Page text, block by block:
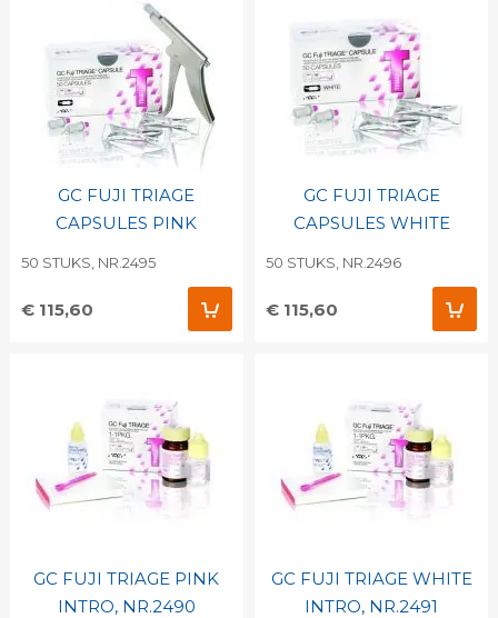
GC FUJI TRIAGE
CAPSULES PINK
50 STUKS, NR.2495
€ 115,60
GC FUJI TRIAGE
CAPSULES WHITE
50 STUKS, NR.2496
€ 115,60
GC FUJI TRIAGE PINK
INTRO, NR.2490
GC FUJI TRIAGE WHITE
INTRO, NR.2491